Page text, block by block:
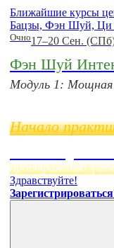
Ближайшие курсы
Бацзы, Фэн Шуй, Ци
Очно17–20 Сен.
Фэн Шуй
Модуль 1: Мощная
Начало
пространство,
Здравствуйте!